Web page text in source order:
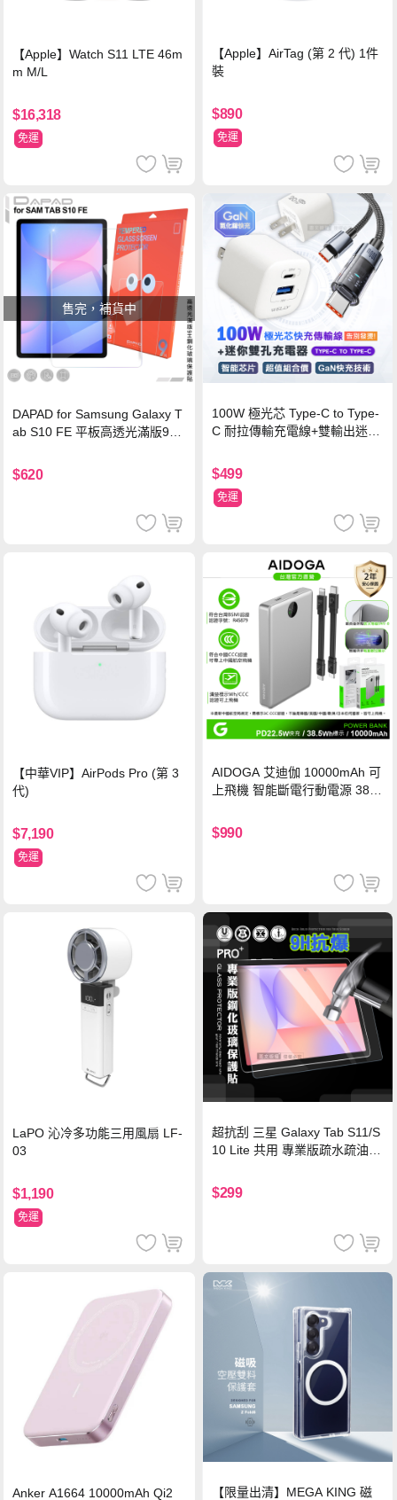
【Apple】Watch S11 LTE 46m
m M/L
$16,318
免運
【Apple】AirTag (第 2 代) 1件
裝
$890
免運
售完，補貨中
DAPAD for Samsung Galaxy T
ab S10 FE 平板高透光滿版9H
$620
100W 極光芯 Type-C to Type-
C 耐拉傳輸充電線+雙輸出迷你
$499
免運
【中華VIP】AirPods Pro (第 3
代)
$7,190
免運
AIDOGA 艾迪伽 10000mAh 可
上飛機 智能斷電行動電源 38.5
灣BSMI/中國CCC/歐美CE/FCC
認證
$990
LaPO 沁冷多功能三用風扇 LF-
03
$1,190
免運
超抗刮 三星 Galaxy Tab S11/S
10 Lite 共用 專業版疏水疏油9
$299
Anker A1664 10000mAh Qi2 【限量出清】MEGA KING 磁